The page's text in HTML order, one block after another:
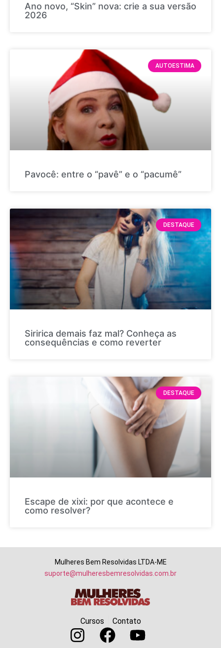
Ano novo, “Skin” nova: crie a sua versão
2026
AUTOESTIMA
Pavocê: entre o “pavê” e o “pacumê”
DESTAQUE
Siririca demais faz mal? Conheça as
consequências e como reverter
DESTAQUE
Escape de xixi: por que acontece e
como resolver?
Mulheres Bem Resolvidas LTDA-ME
suporte@mulheresbemresolvidas.com.br
Cursos Contato